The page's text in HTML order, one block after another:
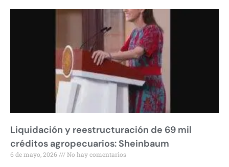
Liquidación y reestructuración de 69 mil
créditos agropecuarios: Sheinbaum
6 de mayo, 2026 No hay comentarios